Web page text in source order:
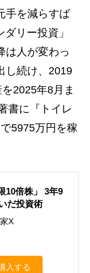
手を減らすば
リー投資」
は人が変わっ
し続け、2019
2025年8月ま
書に『トイレ
5975万円を稼
10倍株」 3年9
だ投資術
X
入する